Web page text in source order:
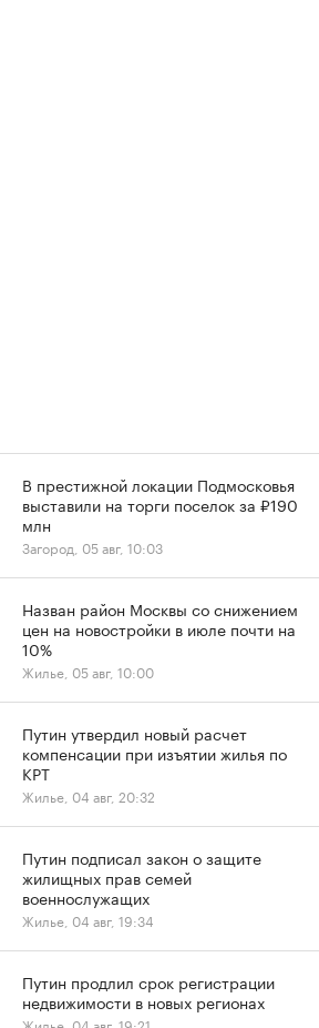
В престижной локации Подмосковья
выставили на торги поселок за ₽190
млн
Загород, 05 авг, 10:03
Назван район Москвы со снижением
цен на новостройки в июле почти на
10%
Жилье, 05 авг, 10:00
Путин утвердил новый расчет
компенсации при изъятии жилья по
КРТ
Жилье, 04 авг, 20:32
Путин подписал закон о защите
жилищных прав семей
военнослужащих
Жилье, 04 авг, 19:34
Путин продлил срок регистрации
недвижимости в новых регионах